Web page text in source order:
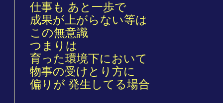
仕事も あと一歩で
成果が上がらない等は
この無意識
つまりは
育った環境下において
物事の受けとり方に
偏りが 発生してる場合